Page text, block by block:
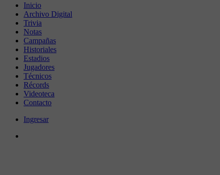
Inicio
Archivo Digital
Trivia
Notas
Campañas
Historiales
Estadios
Jugadores
Técnicos
Récords
Videoteca
Contacto
Ingresar